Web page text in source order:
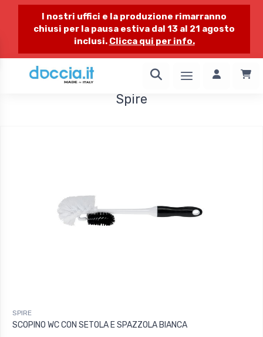
I nostri uffici e la produzione rimarranno
chiusi per la pausa estiva dal 13 al 21 agosto
inclusi. Clicca qui per info.
1 / 3
Spire
SPIRE
SCOPINO WC CON SETOLA E SPAZZOLA BIANCA